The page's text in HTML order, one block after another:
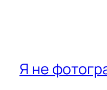
Я не